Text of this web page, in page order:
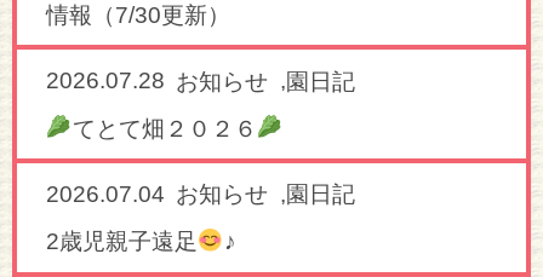
情報（7/30更新）
2026.07.28 お知らせ ,園日記
てとて畑２０２６
2026.07.04 お知らせ ,園日記
2歳児親子遠足
♪